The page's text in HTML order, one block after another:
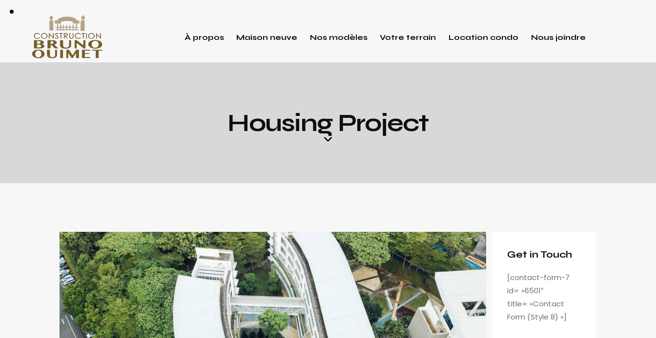
À propos Maison neuve Nos modèles Votre terrain Location condo Nous joindre
Housing Project
Get in Touch
[contact-form-7
id= »6501″
title= »Contact
Form (Style 8) »]